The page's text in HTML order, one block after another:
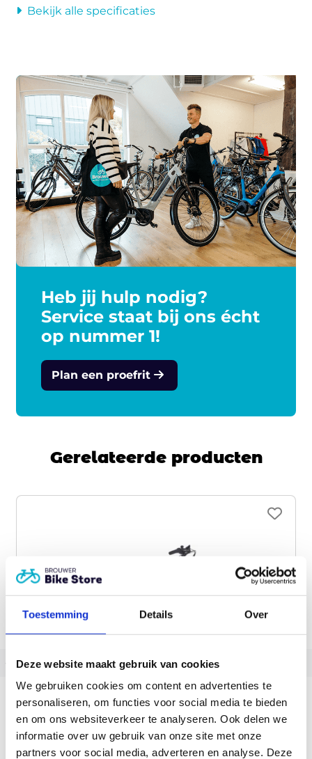
Toestemming Details Over
Deze website maakt gebruik van cookies
We gebruiken cookies om content en advertenties te
personaliseren, om functies voor social media te bieden
en om ons websiteverkeer te analyseren. Ook delen we
informatie over uw gebruik van onze site met onze
partners voor social media, adverteren en analyse. Deze
Bekijk alle specificaties
Heb jij hulp nodig?
Service staat bij ons écht
op nummer 1!
Plan een proefrit
Gerelateerde producten
Cortina E-Common Active Line Plus
Accu capaciteit: 300, 400, 500
vanaf2.699,00
Op voorraad | Meestal leverbaar binnen 2